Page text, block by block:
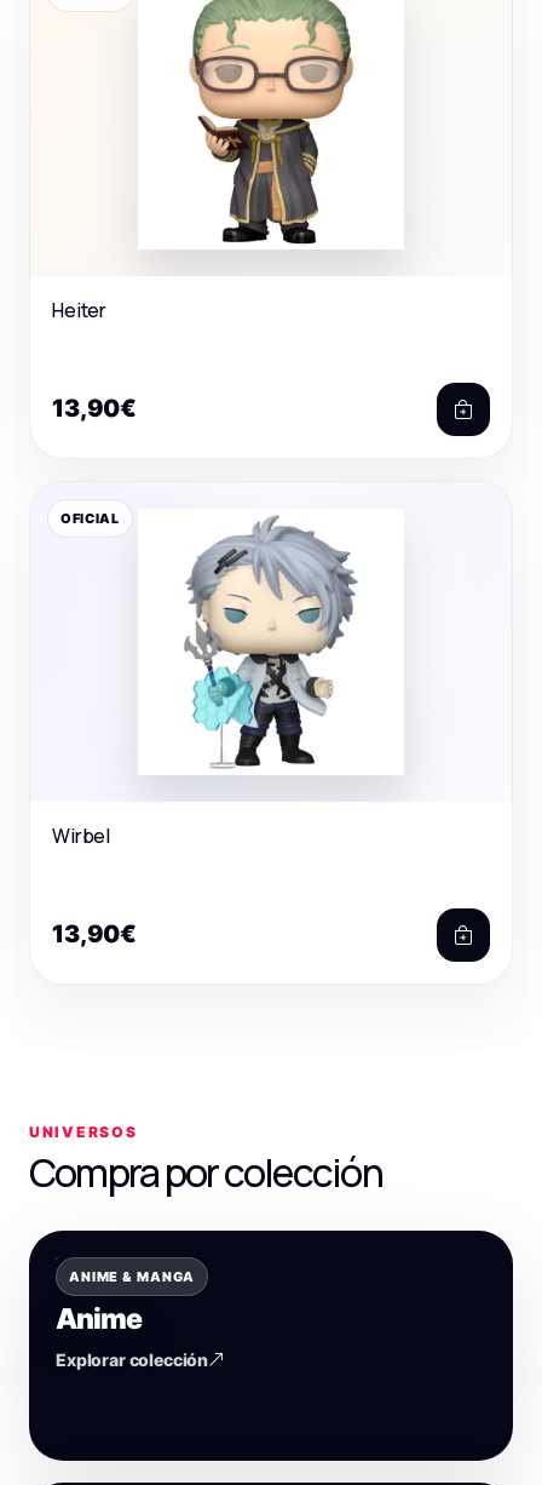
Heiter
13,90€
OFICIAL
Wirbel
13,90€
UNIVERSOS
Compra por colección
ANIME & MANGA
Anime
Explorar colección